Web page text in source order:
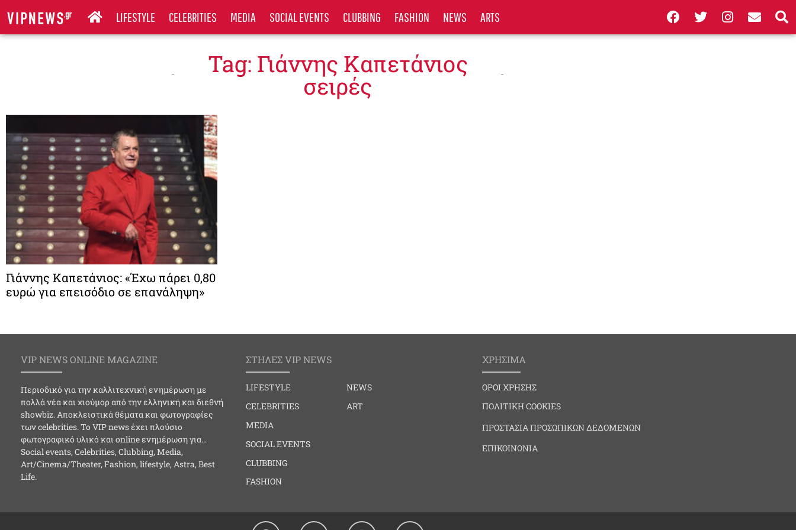
LIFESTYLE CELEBRITIES MEDIA SOCIAL EVENTS CLUBBING FASHION NEWS ARTS
Tag: Γιάννης Καπετάνιος
σειρές
Γιάννης Καπετάνιος: «Έχω πάρει 0,80
ευρώ για επεισόδιο σε επανάληψη»
VIP NEWS ONLINE MAGAZINE
Περιοδικό για την καλλιτεχνική ενημέρωση με
πολλά νέα και χιούμορ από την ελληνική και διεθνή
showbiz. Αποκλειστικά θέματα και φωτογραφίες
των celebrities. Το VIP news έχει πλούσιο
φωτογραφικό υλικό και online ενημέρωση για…
Social events, Celebrities, Clubbing, Media,
Art/Cinema/Theater, Fashion, lifestyle, Astra, Best
Life.
ΣΤΗΛΕΣ VIP NEWS
LIFESTYLE
CELEBRITIES
MEDIA
SOCIAL EVENTS
CLUBBING
FASHION
NEWS
ART
ΧΡΗΣΙΜΑ
ΟΡΟΙ ΧΡΗΣΗΣ
ΠΟΛΙΤΙΚΗ COOKIES
ΠΡΟΣΤΑΣΙΑ ΠΡΟΣΩΠΙΚΩΝ ΔΕΔΟΜΕΝΩΝ
ΕΠΙΚΟΙΝΩΝΙΑ